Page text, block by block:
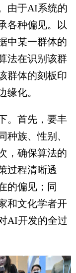
由于AI系统的
各种偏见。以
中某一群体的
法在识别该群
群体的刻板印
缘化。
首先，要丰
种族、性别、
，确保算法的
过程清晰透
的偏见；同
和文化学者开
AI开发的全过